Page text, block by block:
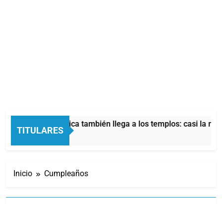
TITULARES
económica también llega a los templos: casi la mitad de
Atrás
Inicio Cumpleaños